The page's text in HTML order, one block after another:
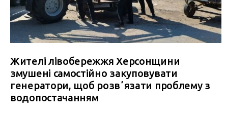
Жителі лівобережжя Херсонщини
змушені самостійно закуповувати
генератори, щоб розвʼязати проблему з
водопостачанням